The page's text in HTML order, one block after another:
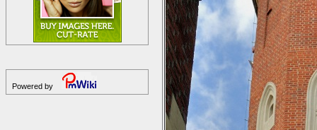
Powered by